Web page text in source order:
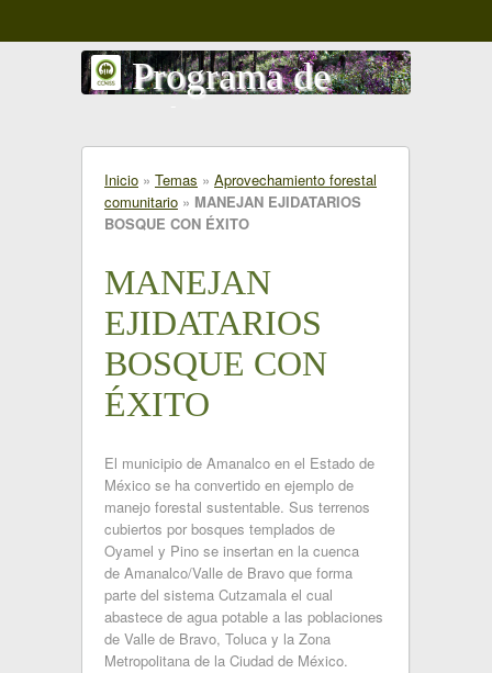
Programa de
del territorio
Amanalco - Valle de Bravo
Inicio » Temas » Aprovechamiento forestal
comunitario » MANEJAN EJIDATARIOS
BOSQUE CON ÉXITO
MANEJAN
EJIDATARIOS
BOSQUE CON
ÉXITO
El municipio de Amanalco en el Estado de
México se ha convertido en ejemplo de
manejo forestal sustentable. Sus terrenos
cubiertos por bosques templados de
Oyamel y Pino se insertan en la cuenca
de Amanalco/Valle de Bravo que forma
parte del sistema Cutzamala el cual
abastece de agua potable a las poblaciones
de Valle de Bravo, Toluca y la Zona
Metropolitana de la Ciudad de México.